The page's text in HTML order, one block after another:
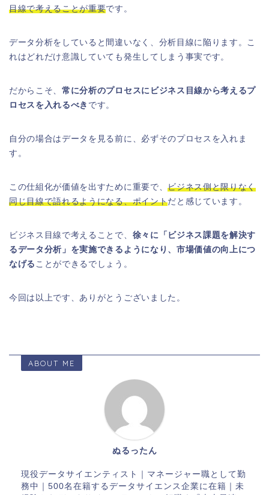
目線で考えることが重要です。
データ分析をしていると間違いなく、分析目線に陥ります。こ
れはどれだけ意識していても発生してしまう事実です。
だからこそ、常に分析のプロセスにビジネス目線から考えるプ
ロセスを入れるべき です。
自分の場合はデータを見る前に、必ずそのプロセスを入れま
す。
この仕組化が価値を出すために重要で、ビジネス側と限りなく
同じ目線で語れるようになる、ポイントだと感じています。
ビジネス目線で考えることで、 徐々に「ビジネス課題を解決す
るデータ分析」を実施できるようになり、市場価値の向上につ
なげる ことができるでしょう。
今回は以上です、ありがとうございました。
ABOUT ME
ぬるったん
現役データサイエンティスト｜マネージャー職として勤
務中｜500名在籍するデータサイエンス企業に在籍｜未